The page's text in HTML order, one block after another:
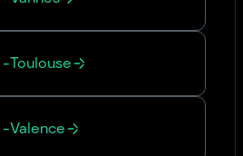
-Toulouse
-Valence